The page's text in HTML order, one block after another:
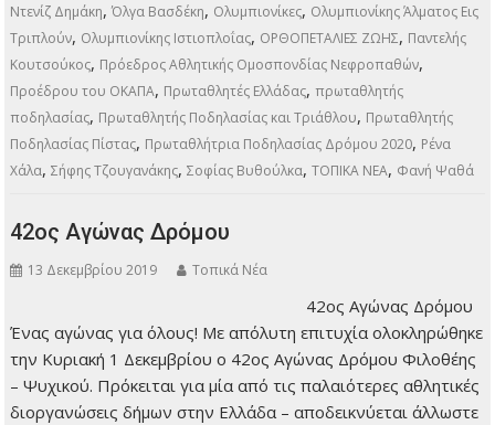
Ντενίζ Δημάκη,Όλγα Βασδέκη, Ολυμπιονίκες, Ολυμπιονίκης Άλματος Εις
Τριπλούν, Ολυμπιονίκης Ιστιοπλοΐας, ΟΡΘΟΠΕΤΑΛΙΕΣ ΖΩΗΣ, Παντελής
Κουτσούκος, Πρόεδρος Αθλητικής Ομοσπονδίας Νεφροπαθών,
Προέδρου του ΟΚΑΠΑ, Πρωταθλητές Ελλάδας,πρωταθλητής
ποδηλασίας, Πρωταθλητής Ποδηλασίας και Τριάθλου, Πρωταθλητής
Ποδηλασίας Πίστας, Πρωταθλήτρια Ποδηλασίας Δρόμου 2020, Ρένα
Χάλα,Σήφης Τζουγανάκης,Σοφίας Βυθούλκα,ΤΟΠΙΚΑ ΝΕΑ, Φανή Ψαθά
42ος Αγώνας Δρόμου
13 Δεκεμβρίου 2019 Τοπικά Νέα
42ος Αγώνας Δρόμου
Ένας αγώνας για
όλους! Με απόλυτη
επιτυχία
ολοκληρώθηκε την